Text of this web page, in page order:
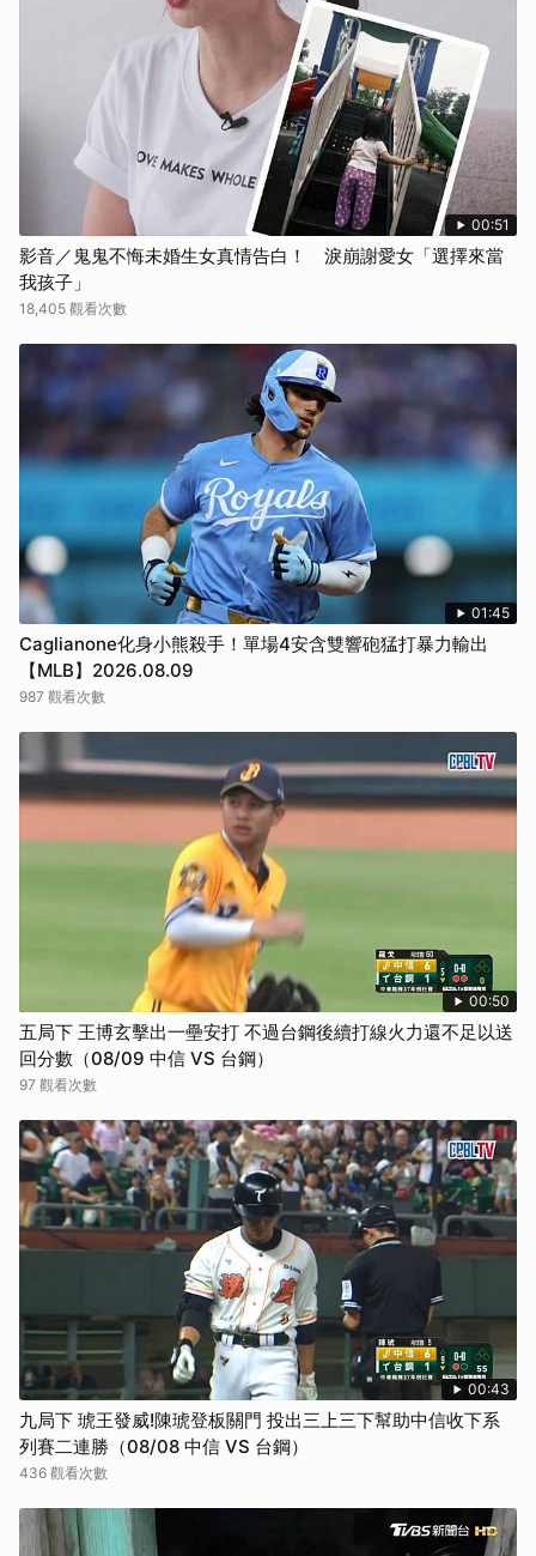
00:51
影音／鬼鬼不悔未婚生女真情告白！ 淚崩謝愛女「選擇來當
我孩子」
18,405 觀看次數
01:45
Caglianone化身小熊殺手！單場4安含雙響砲猛打暴力輸出
【MLB】2026.08.09
987 觀看次數
00:50
五局下 王博玄擊出一壘安打 不過台鋼後續打線火力還不足以送
回分數（08/09 中信 VS 台鋼）
97 觀看次數
00:43
九局下 琥王發威!陳琥登板關門 投出三上三下幫助中信收下系
列賽二連勝（08/08 中信 VS 台鋼）
436 觀看次數